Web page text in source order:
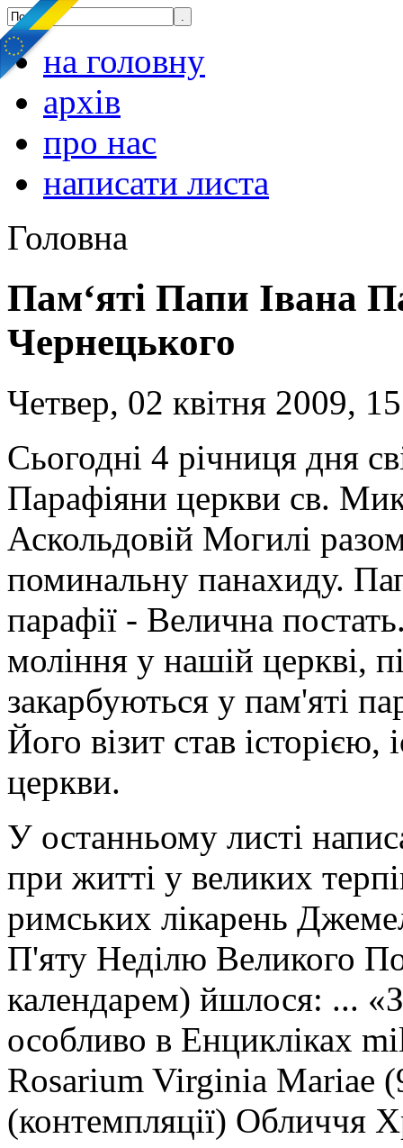
на головну
архів
про нас
написати листа
Головна
Пам‘яті Папи Івана
Чернецького
Четвер, 02 квітня 2009,
Сьогодні 4 річниця дня
Парафіяни церкви св.
Аскольдовій Могилі
поминальну панахиду.
парафії - Велична
моління у нашій церкві,
закарбуються у пам'яті
Його візит став
церкви.
У останньому листі
при житті у великих
римських лікарень
П'яту Неділю Великого
календарем) йшлося: ...
особливо в Енцикліках
Rosarium Virginia Mariae
(контемпляції) Обличчя